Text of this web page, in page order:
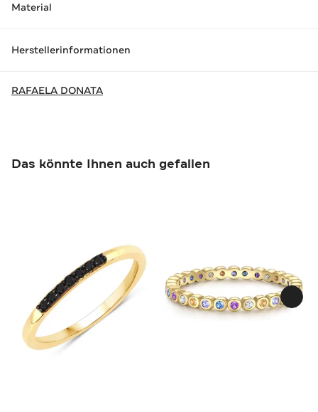
Material
Herstellerinformationen
RAFAELA DONATA
Das könnte Ihnen auch gefallen